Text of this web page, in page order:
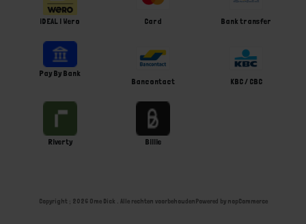
iDEAL | Wero Card Bank transfer
Pay By Bank
Bancontact
KBC / CBC
Riverty Billie
Copyright ; 2026 Ome Dick . Alle rechten voorbehoudenPowered by nopCommerce